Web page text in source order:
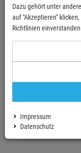
Einloggen und
Dazu gehört unter
auf "Akzeptieren"
Richtlinien
Impressum
Datenschutz